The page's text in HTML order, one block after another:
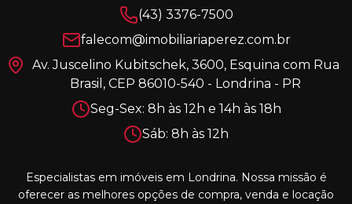
(43) 3376-7500
falecom@imobiliariaperez.com.br
Av. Juscelino Kubitschek, 3600, Esquina com Rua
Brasil, CEP 86010-540 - Londrina - PR
Seg-Sex: 8h às 12h e 14h às 18h
Sáb: 8h às 12h
Especialistas em imóveis em Londrina. Nossa missão é
oferecer as melhores opções de compra, venda e locação